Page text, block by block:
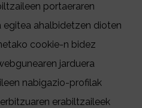
portaeraren
egitea ahalbidetzen dioten
cookie-n bidez
jarduera
nabigazio-profilak
erabiltzaileek